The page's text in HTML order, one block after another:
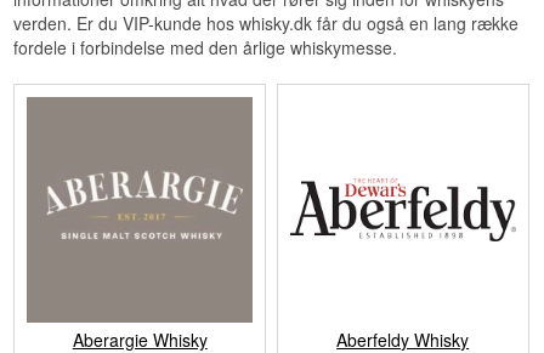
verden. Er du VIP-kunde hos whisky.dk får du også en lang række
fordele i forbindelse med den årlige whiskymesse.
Aberargie Whisky Aberfeldy Whisky